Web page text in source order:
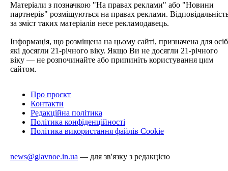
Матеріали з позначкою "На правах реклами" або "Новини
партнерів" розміщуються на правах реклами.
за зміст таких матеріалів несе рекламодавець.
Інформація, що розміщена на цьому сайті, призначена для
які досягли 21-річного віку. Якщо Ви не досягли 21-річного
віку — не розпочинайте або припиніть користування цим
сайтом.
Про проєкт
Контакти
Редакційна політика
Політика конфіденційності
Політика використання файлів Cookie
news@glavnoe.in.ua — для зв'язку з редакцією